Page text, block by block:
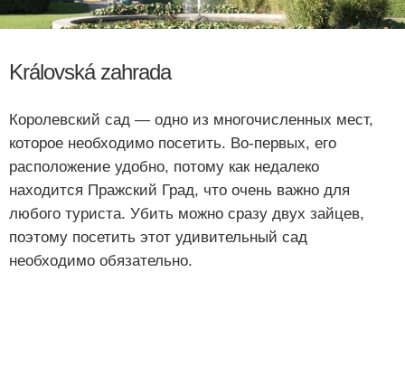
Královská zahrada
Королевский сад — одно из многочисленных мест,
которое необходимо посетить. Во-первых, его
расположение удобно, потому как недалеко
находится Пражский Град, что очень важно для
любого туриста. Убить можно сразу двух зайцев,
поэтому посетить этот удивительный сад
необходимо обязательно.